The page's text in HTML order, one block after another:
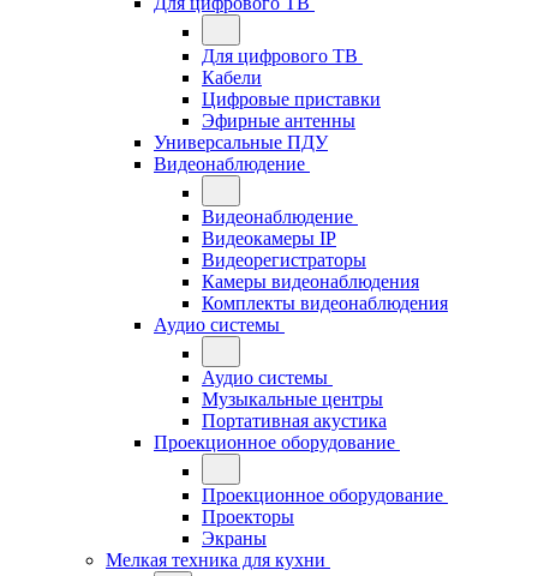
Для цифрового ТВ
Кабели
Цифровые приставки
Эфирные антенны
Универсальные ПДУ
Видеонаблюдение
Видеонаблюдение
Видеокамеры IP
Видеорегистраторы
Камеры видеонаблюдения
Комплекты видеонаблюдения
Аудио системы
Аудио системы
Музыкальные центры
Портативная акустика
Проекционное оборудование
Проекционное оборудование
Проекторы
Экраны
Мелкая техника для кухни